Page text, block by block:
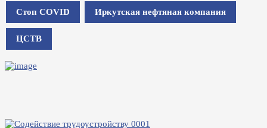
Стоп COVID Иркутская нефтяная компания
ЦСТВ